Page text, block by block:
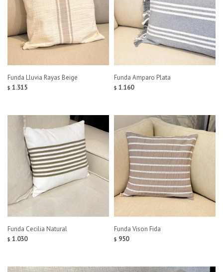
Funda Lluvia Rayas Beige
$ 1.315
Funda Amparo Plata
$ 1.160
Funda Cecilia Natural
$ 1.030
Funda Vison Fida
$ 950